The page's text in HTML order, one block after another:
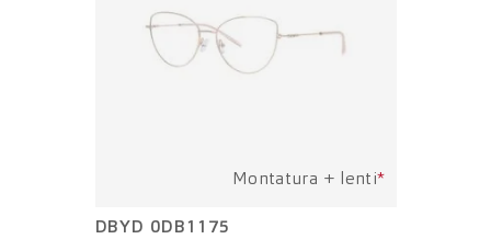
Montatura + lenti*
DBYD 0DB1175